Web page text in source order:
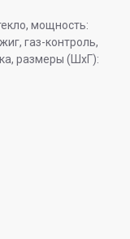
мощность:
газ-контроль,
размеры (ШхГ):